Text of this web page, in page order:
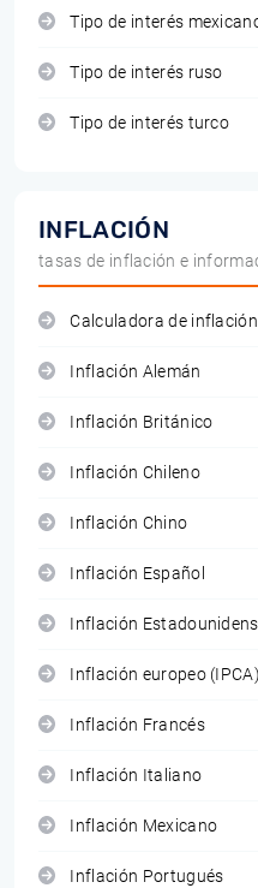
Tipo de interés
Tipo de interés ruso
Tipo de interés turco
INFLACIÓN
tasas de inflación e
Calculadora de inflación
Inflación Alemán
Inflación Británico
Inflación Chileno
Inflación Chino
Inflación Español
Inflación
Inflación europeo (IPCA)
Inflación Francés
Inflación Italiano
Inflación Mexicano
Inflación Portugués